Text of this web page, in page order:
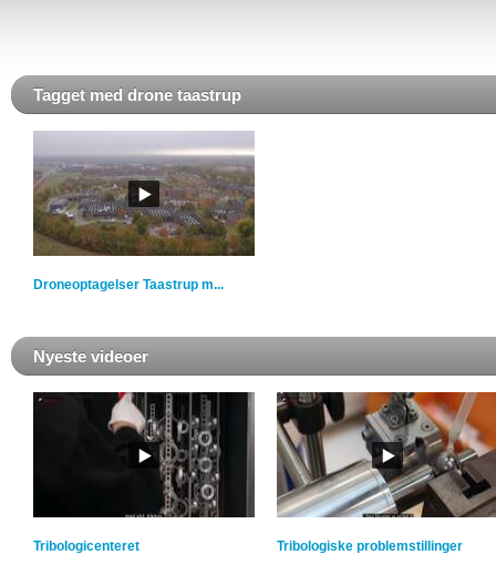
Tagget med drone taastrup
Droneoptagelser Taastrup m...
Nyeste videoer
Tribologicenteret Tribologiske problemstillinger